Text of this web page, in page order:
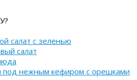
салат с зеленью
салат
под нежным кефиром с орешками